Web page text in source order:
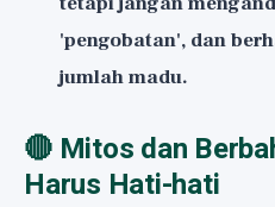
'pengobatan', dan
jumlah madu.
🔴 Mitos dan
Harus Hati-hati